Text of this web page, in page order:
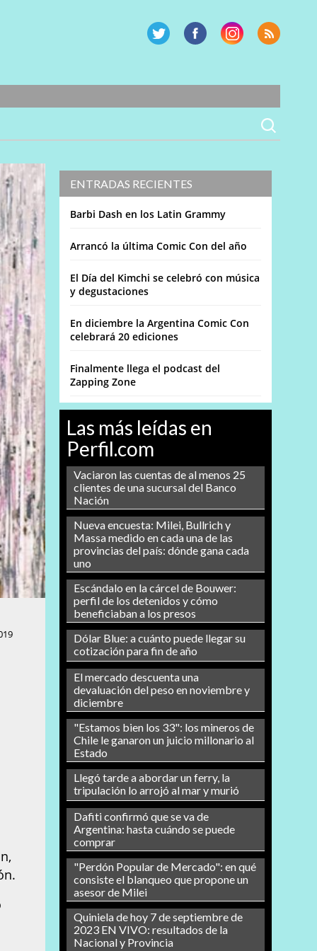
ENTRADAS RECIENTES
Barbi Dash en los Latin Grammy
Arrancó la última Comic Con del año
El Día del Kimchi se celebró con música
y degustaciones
En diciembre la Argentina Comic Con
celebrará 20 ediciones
Finalmente llega el podcast del
Zapping Zone
Las más leídas en
Perfil.com
Vaciaron las cuentas de al menos 25
clientes de una sucursal del Banco
Nación
Nueva encuesta: Milei, Bullrich y
Massa medido en cada una de las
provincias del país: dónde gana cada
uno
Escándalo en la cárcel de Bouwer:
perfil de los detenidos y cómo
beneficiaban a los presos
Dólar Blue: a cuánto puede llegar su
cotización para fin de año
El mercado descuenta una
devaluación del peso en noviembre y
diciembre
"Estamos bien los 33": los mineros de
Chile le ganaron un juicio millonario al
Estado
Llegó tarde a abordar un ferry, la
tripulación lo arrojó al mar y murió
Dafiti confirmó que se va de
Argentina: hasta cuándo se puede
comprar
"Perdón Popular de Mercado": en qué
consiste el blanqueo que propone un
asesor de Milei
Quiniela de hoy 7 de septiembre de
2023 EN VIVO: resultados de la
Nacional y Provincia